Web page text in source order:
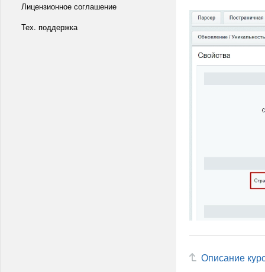
Лицензионное соглашение
Тех. поддержка
Описание